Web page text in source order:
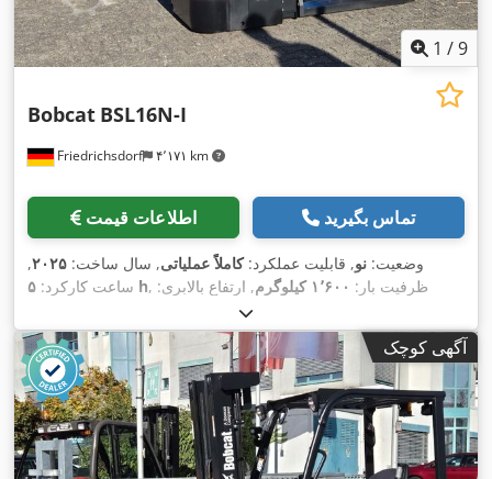
1 /9
Friedrichsdorf ۴٬۱۷۱ km
Bobcat BSL16N-I
اطلاعات قیمت تماس بگیرید
وضعیت: نو, قابلیت عملکرد:کاملاً عملیاتی, سال ساخت: ۲۰۲۵,
ساعت کارکرد: ۵ h , ظرفیت بار: ۱٬۶۰۰ کیلوگرم
, ارتفاع بالابری:
۱٬۵۲۰ میلی‌متر
نوع دکل:تریپلکس, ارتفاع سازه:۲٬۱۰۸ میلی‌متر
, طول شاخک‌ها:
۱٬۱۵۰ میلی‌متر
, وزن خالی:۱٬۳۴۰ کیلوگرم , طول کل:۱٬۹۶۴
میلی‌متر, نوع سیستم انتقال قدرت:Elektro , عرض ساخت:۸۲۰
میلی‌متر,
آگهی کوچک